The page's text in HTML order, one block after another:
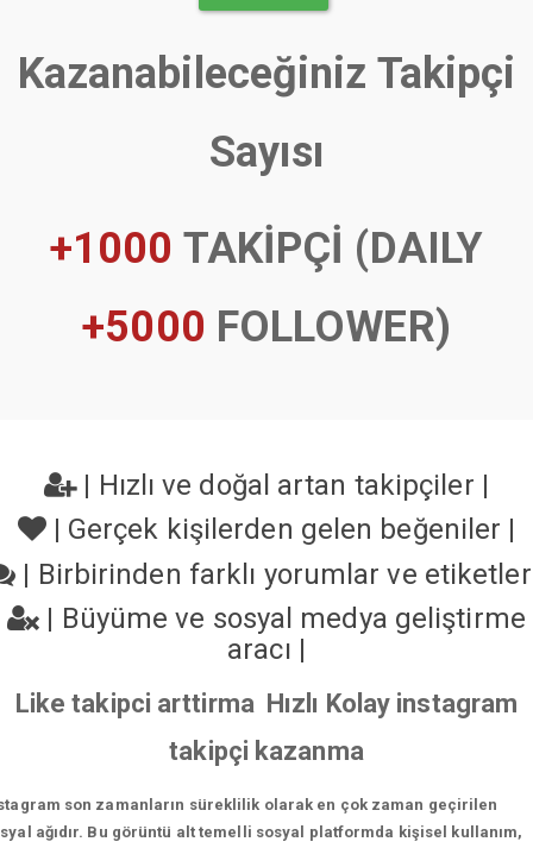
Kazanabileceğiniz Takipçi
Sayısı
+1000 TAKİPÇİ (DAILY
+5000 FOLLOWER)
| Hızlı ve doğal artan takipçiler |
| Gerçek kişilerden gelen beğeniler |
| Birbirinden farklı yorumlar ve
| Büyüme ve sosyal medya geliştirme
aracı |
Like takipci arttirma Hızlı Kolay instagram
takipçi kazanma
son zamanların süreklilik olarak en çok zaman geçirilen
ağıdır. Bu görüntü alt temelli sosyal platformda kişisel kullanım,